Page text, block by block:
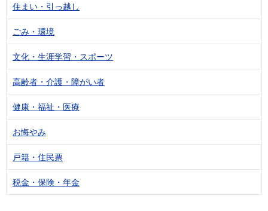
住まい・引っ越し
ごみ・環境
文化・生涯学習・スポーツ
高齢者・介護・障がい者
健康・福祉・医療
お悔やみ
戸籍・住民票
税金・保険・年金